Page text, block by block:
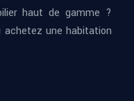
haut de gamme ?
une habitation